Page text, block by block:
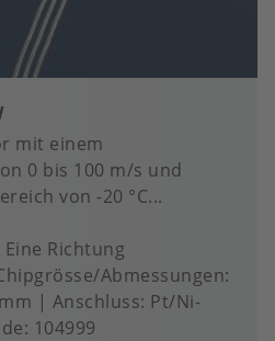
mit einem
0 bis 100 m/s und
von -20 °C...
Eine Richtung
Abmessungen
Anschluss Pt/Ni-
104999